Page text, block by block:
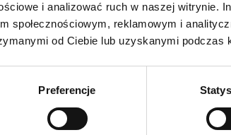
i analizować ruch w naszej witrynie.
społecznościowym, reklamowym i
od Ciebie lub uzyskanymi podczas
Preferencje